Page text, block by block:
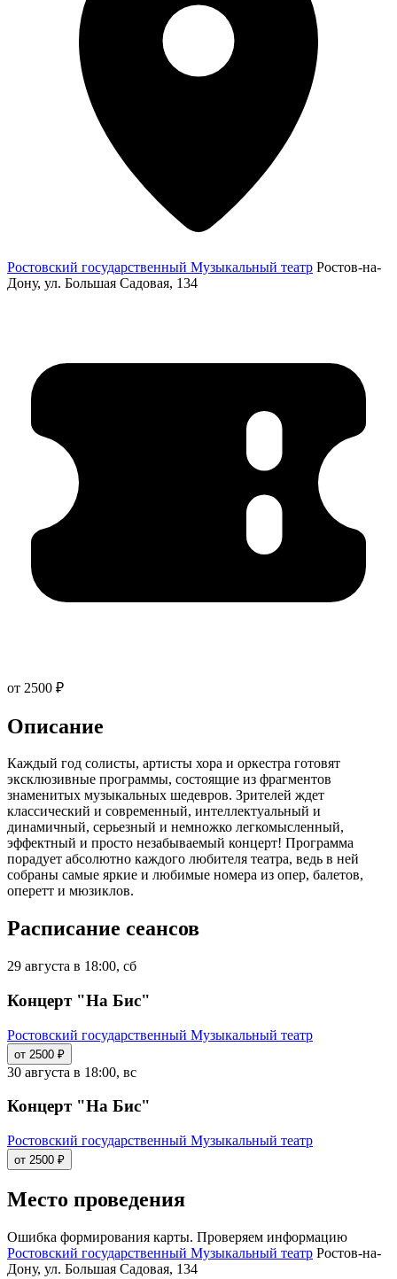
Ростовский государственный Музыкальный театр Ростов-на-
Дону, ул. Большая Садовая, 134
от 2500 ₽
Описание
Каждый год солисты, артисты хора и оркестра готовят
эксклюзивные программы, состоящие из фрагментов
знаменитых музыкальных шедевров. Зрителей ждет
классический и современный, интеллектуальный и
динамичный, серьезный и немножко легкомысленный,
эффектный и просто незабываемый концерт! Программа
порадует абсолютно каждого любителя театра, ведь в ней
собраны самые яркие и любимые номера из опер, балетов,
оперетт и мюзиклов.
Расписание сеансов
29 августа в 18:00, сб
Концерт "На Бис"
Ростовский государственный Музыкальный театр
от 2500 ₽
30 августа в 18:00, вс
Концерт "На Бис"
Ростовский государственный Музыкальный театр
от 2500 ₽
Место проведения
Ошибка формирования карты. Проверяем информацию
Ростовский государственный Музыкальный театр Ростов-на-
Дону, ул. Большая Садовая, 134